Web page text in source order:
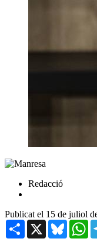
Redacció
Publicat el 15 de juliol
Share X Bluesky